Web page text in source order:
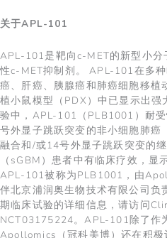
关于APL-101
APL-101是靶向c-MET的新型小
性c-MET抑制剂。 APL-101在多
癌、肝癌、胰腺癌和肺癌细胞移植
植小鼠模型（PDX）中已显示出
验中，APL-101（PLB1001）耐
号外显子跳跃突变的非小细胞肺癌
融合和/或14号外显子跳跃突变的
（sGBM）患者中有临床疗效，显
APL-101被称为PLB1001，由
伴北京浦润奥生物技术有限公司负
期临床试验的详细信息，请访问
NCT03175224。APL-101除了作
Apollomics（冠科美博）还在积